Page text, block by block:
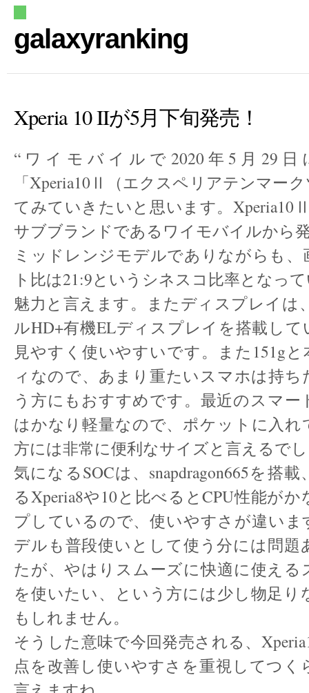
galaxyranking
Xperia 10 IIが5月下旬発売！
“ワイモバイルで2020年5月29日
「Xperia10Ⅱ（エクスペリアテンマー
てみていきたいと思います。
サブブランドであるワイモバイルから
ミッドレンジモデルでありながらも
ト比は21:9というシネスコ比率となっ
魅力と言えます。またディスプレイは
ルHD+有機ELディスプレイを搭載し
見やすく使いやすいです。また151g
ィなので、あまり重たいスマホは持
う方にもおすすめです。最近のスマ
はかなり軽量なので、ポケットに入れ
方には非常に便利なサイズと言えるで
気になるSOCは、snapdragon665を搭
るXperia8や10と比べるとCPU性能が
プしているので、使いやすさが違いま
デルも普段使いとして使う分には問題
たが、やはりスムーズに快適に使える
を使いたい、という方には少し物足り
もしれません。
そうした意味で今回発売される、
点を改善し使いやすさを重視してつく